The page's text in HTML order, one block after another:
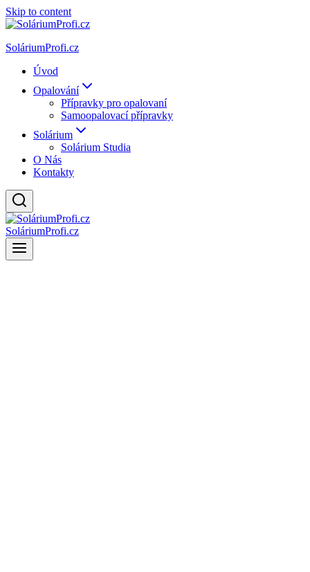
Skip to content
SoláriumProfi.cz
Úvod
Opalování
Přípravky pro opalovaní
Samoopalovací přípravky
Solárium
Solárium Studia
O Nás
Kontakty
SoláriumProfi.cz